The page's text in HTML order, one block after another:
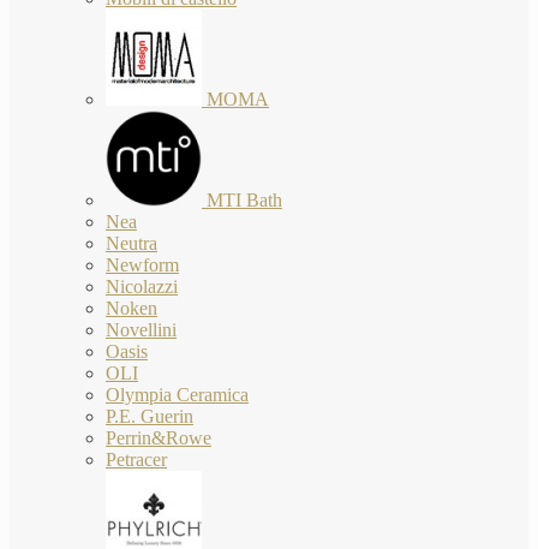
MOMA
MTI Bath
Nea
Neutra
Newform
Nicolazzi
Noken
Novellini
Oasis
OLI
Olympia Ceramica
P.E. Guerin
Perrin&Rowe
Petracer